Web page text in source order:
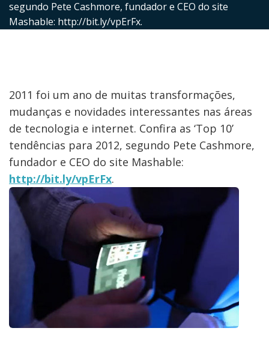
segundo Pete Cashmore, fundador e CEO do site
Mashable: http://bit.ly/vpErFx.
2011 foi um ano de muitas transformações,
mudanças e novidades interessantes nas áreas
de tecnologia e internet. Confira as ‘Top 10’
tendências para 2012, segundo Pete Cashmore,
fundador e CEO do site Mashable:
http://bit.ly/vpErFx.